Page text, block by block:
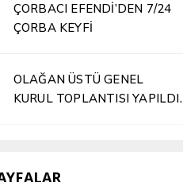
ÇORBACI EFENDİ’DEN 7/24
ÇORBA KEYFİ
OLAĞAN ÜSTÜ GENEL
KURUL TOPLANTISI YAPILDI.